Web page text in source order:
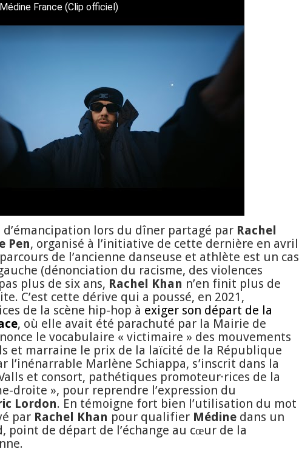
France (Clip officiel)
lors du dîner partagé par Rachel
Pen, organisé à l’initiative de cette dernière en avril
de l’ancienne danseuse et athlète est un cas
(dénonciation du racisme, des violences
plus de six ans, Rachel Khan n’en finit plus de
C’est cette dérive qui a poussé, en 2021,
de la scène hip-hop à exiger son départ de la
, où elle avait été parachuté par la Mairie de
le vocabulaire « victimaire » des mouvements
et marraine le prix de la laïcité de la République
l’inénarrable Marlène Schiappa, s’inscrit dans la
et consort, pathétiques promoteur·rices de la
droite », pour reprendre l’expression du
Lordon. En témoigne fort bien l’utilisation du mot
par Rachel Khan pour qualifier Médinedans un
point de départ de l’échange au cœur de la